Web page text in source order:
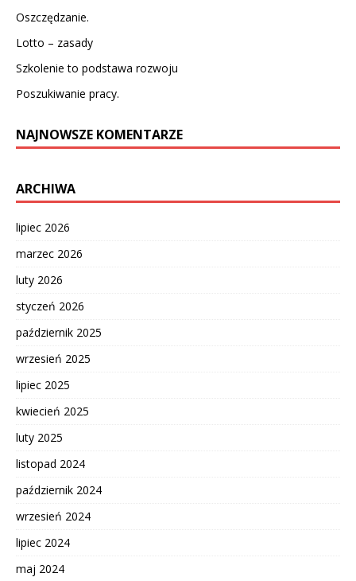
Oszczędzanie.
Lotto – zasady
Szkolenie to podstawa rozwoju
Poszukiwanie pracy.
NAJNOWSZE KOMENTARZE
ARCHIWA
lipiec 2026
marzec 2026
luty 2026
styczeń 2026
październik 2025
wrzesień 2025
lipiec 2025
kwiecień 2025
luty 2025
listopad 2024
październik 2024
wrzesień 2024
lipiec 2024
maj 2024